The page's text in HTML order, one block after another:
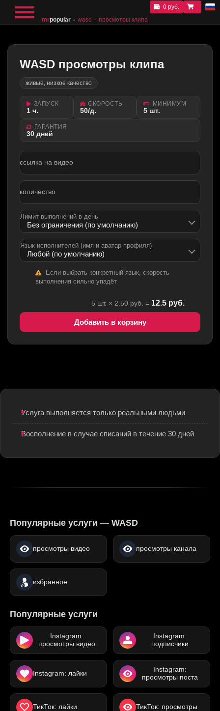
mrpopular wasd просмотры клипа
0 руб.
WASD просмотры клипа
живые, низкое качество
ЗАПУСК
1 ч.
СКОРОСТЬ
50/д.
МИНИМУМ
5 шт.
ГАРАНТИЯ
30 дней
ссылка на видео
количество
Лимит выполнений в день
Язык исполнителей (имя и аватар профиля)
Если выбрать конкретный язык, скорость
выполнения сильно упадёт
5 шт. × 2.50 руб. = 12.5 руб.
Добавить в корзину
Услуга выполняется только реальными людьми
Восполнение в случае списаний в течение 30 дней
Популярные услуги — WASD
просмотры видео просмотры канала
избранное
Популярные услуги
Instagram:
просмотры видео
Instagram:
подписчики
Instagram: лайки
Instagram:
просмотры поста
ТикТок: лайки ТикТок: просмотры